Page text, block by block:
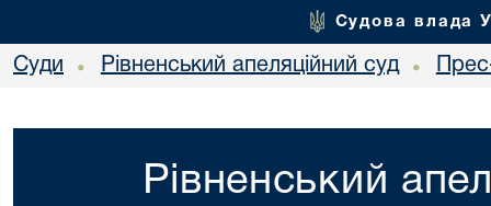
Судова влада
Суди • Рівненський апеляційний суд •
Рівненський